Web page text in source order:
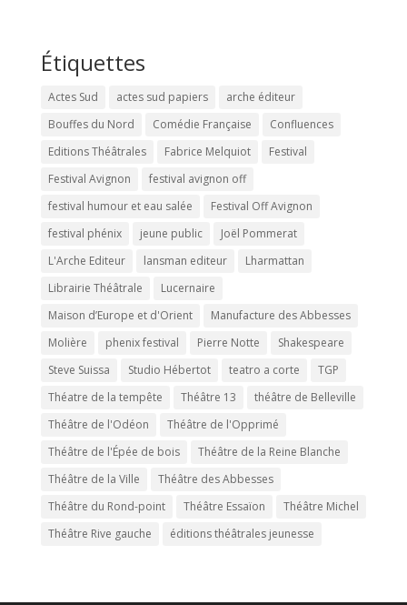
Étiquettes
Actes Sud actes sud papiers
arche éditeur
Bouffes du Nord
Comédie Française
Confluences
Editions Théâtrales
Fabrice Melquiot
Festival
Festival Avignon
festival avignon off
festival humour et eau salée
Festival Off Avignon
festival phénix
jeune public
Joël Pommerat
L'Arche Editeur
lansman editeur
Lharmattan
Librairie Théâtrale
Lucernaire
Maison d’Europe et d'Orient
Manufacture des Abbesses
Molière
phenix festival Pierre Notte
Shakespeare
Steve Suissa
Studio Hébertot teatro a corte
TGP
Théatre de la tempête
Théâtre 13
théâtre de Belleville
Théâtre de l'Odéon
Théâtre de l'Opprimé
Théâtre de l'Épée de bois
Théâtre de la Reine Blanche
Théâtre de la Ville
Théâtre des Abbesses
Théâtre du Rond-point
Théâtre Essaïon
Théâtre Michel
Théâtre Rive gauche
éditions théâtrales jeunesse